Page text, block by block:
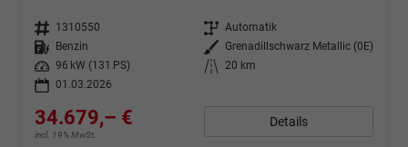
Fahrzeugnr. 1310550 Getriebe Automatik
Kraftstoff
Benzin Außenfarbe
Grenadillschwarz Metallic (0E)
Leistung
96 kW (131 PS) Kilometerstand
20 km
01.03.2026
34.679,– €
incl. 19% MwSt.
Details